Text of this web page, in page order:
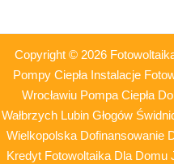
Copyright © 2026
Pompy Ciepła Instalacje
Wrocławiu Pompa Ciepła
Wałbrzych Lubin Głogów
Wielkopolska Dofinansowanie
Kredyt Fotowoltaika Dla Domu